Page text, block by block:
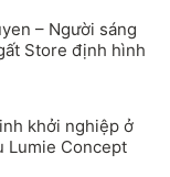
– Người sáng
Store định hình
khởi nghiệp ở
Lumie Concept